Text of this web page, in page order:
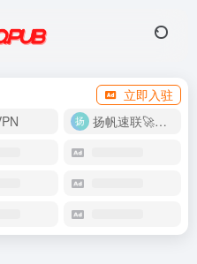
立即入驻
扬帆速联🚀很快